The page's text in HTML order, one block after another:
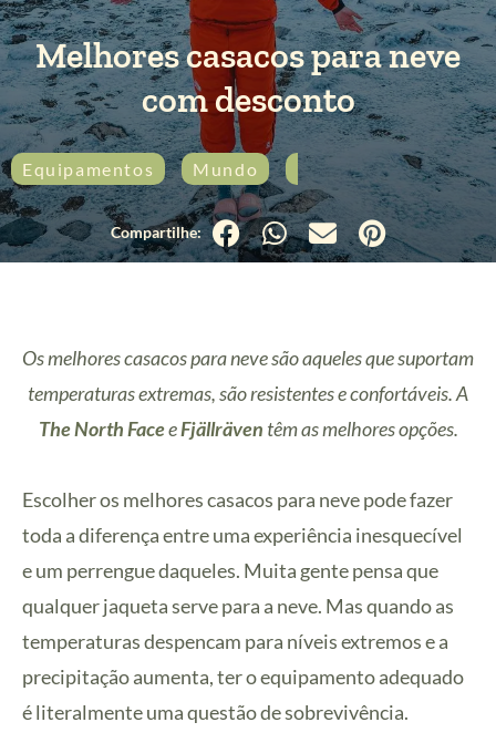
Melhores casacos para neve
com desconto
Equipamentos Mundo Produtos
Os melhores casacos para neve são aqueles que suportam
temperaturas extremas, são resistentes e confortáveis. A
The North FaceeFjällräven têm as melhores opções.
Escolher os melhores casacos para neve pode fazer
toda a diferença entre uma experiência inesquecível
e um perrengue daqueles. Muita gente pensa que
qualquer jaqueta serve para a neve. Mas quando as
temperaturas despencam para níveis extremos e a
precipitação aumenta, ter o equipamento adequado
é literalmente uma questão de sobrevivência.